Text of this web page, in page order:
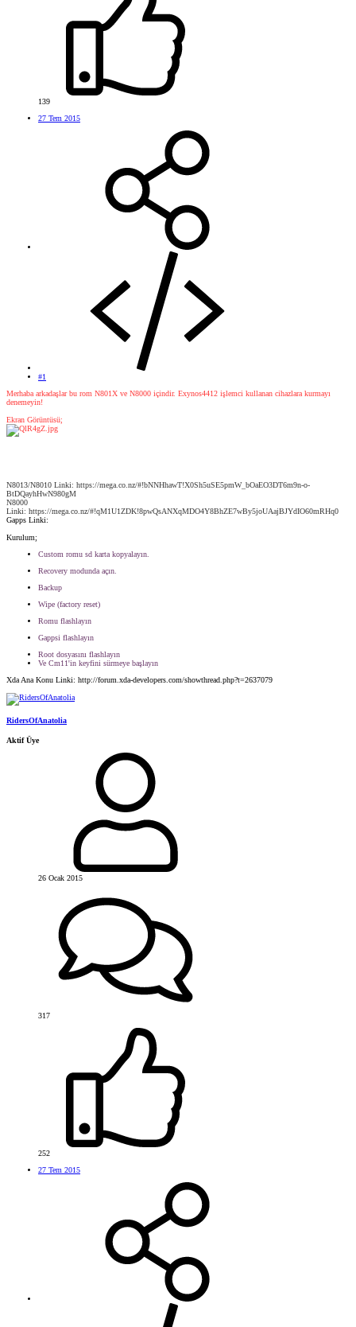
139
27 Tem 2015
#1
Merhaba arkadaşlar bu rom N801X ve N8000 içindir. Exynos4412 işlemci kullanan cihazlara kurmayı
denemeyin!
Ekran Görüntüsü;
N8013/N8010 Linki: https://mega.co.nz/#!bNNHhawT!X0Sh5uSE5pmW_bOaEO3DT6m9n-o-
BtDQayhHwN980gM
N8000
Linki: https://mega.co.nz/#!qM1U1ZDK!8pwQsANXqMDO4Y8BhZE7wBy5joUAajBJYdIO60mRHq0
Gapps Linki:
Kurulum;
Custom romu sd karta kopyalayın.
Recovery modunda açın.
Backup
Wipe (factory reset)
Romu flashlayın
Gappsi flashlayın
Root dosyasını flashlayın
Ve Cm11'in keyfini sürmeye başlayın
Xda Ana Konu Linki: http://forum.xda-developers.com/showthread.php?t=2637079
RidersOfAnatolia
Aktif Üye
26 Ocak 2015
317
252
27 Tem 2015